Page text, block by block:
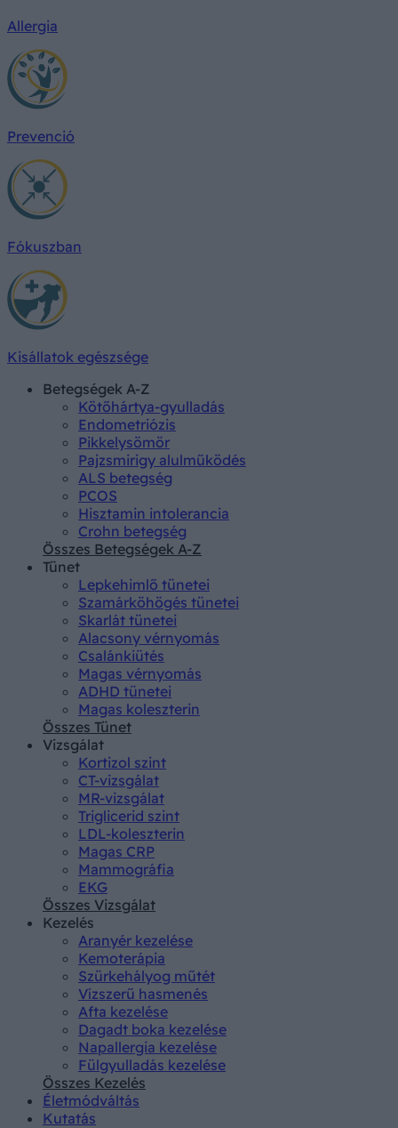
Allergia
Prevenció
Fókuszban
Kisállatok egészsége
Betegségek A-Z
Kötőhártya-gyulladás
Endometriózis
Pikkelysömör
Pajzsmirigy alulműködés
ALS betegség
PCOS
Hisztamin intolerancia
Crohn betegség
Összes Betegségek A-Z
Tünet
Lepkehimlő tünetei
Szamárköhögés tünetei
Skarlát tünetei
Alacsony vérnyomás
Csalánkiütés
Magas vérnyomás
ADHD tünetei
Magas koleszterin
Összes Tünet
Vizsgálat
Kortizol szint
CT-vizsgálat
MR-vizsgálat
Triglicerid szint
LDL-koleszterin
Magas CRP
Mammográfia
EKG
Összes Vizsgálat
Kezelés
Aranyér kezelése
Kemoterápia
Szürkehályog műtét
Vízszerű hasmenés
Afta kezelése
Dagadt boka kezelése
Napallergia kezelése
Fülgyulladás kezelése
Összes Kezelés
Életmódváltás
Kutatás